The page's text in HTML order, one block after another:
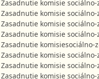
Zasadnutie komisie
Zasadnutie komisie
Zasadnutie komisie
Zasadnutie komisie
Zasadnutie komisiesociálno-
Zasadnutie komisie
Zasadnutie komisie
Zasadnutie komisie